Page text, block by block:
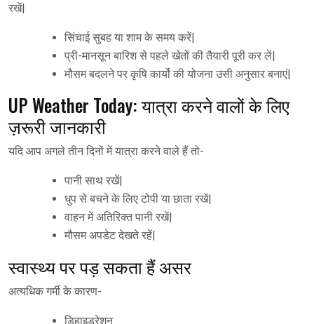
रखें|
सिंचाई सुबह या शाम के समय करें|
प्री-मानसून बारिश से पहले खेतों की तैयारी पूरी कर लें|
मौसम बदलने पर कृषि कार्यो की योजना उसी अनुसार बनाएं|
UP Weather Today: यात्रा करने वालों के लिए
ज़रूरी जानकारी
यदि आप अगले तीन दिनों में यात्रा करने वाले हैं तो-
पानी साथ रखें|
धुप से बचने के लिए टोपी या छाता रखें|
वाहन में अतिरिक्त पानी रखें|
मौसम अपडेट देखते रहें|
स्वास्थ्य पर पड़ सकता हैं असर
अत्यधिक गर्मी के कारण-
डिहाइड्रेशन